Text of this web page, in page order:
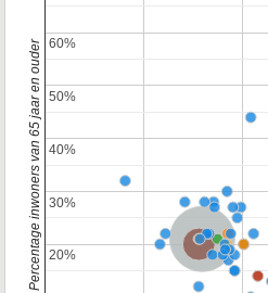
Nederland
Provincie Zuid-Holland
20%
20%
30%
30%
40%
40%
50%
50%
60%
60%
Percentage inwoners van 65 jaar en ouder